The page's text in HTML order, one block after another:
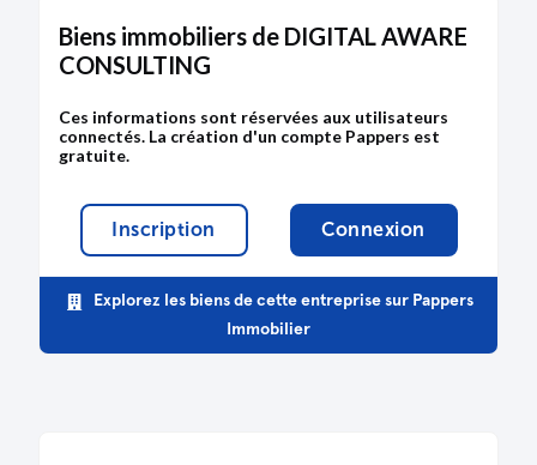
Biens immobiliers de DIGITAL AWARE
CONSULTING
Ces informations sont réservées aux utilisateurs
connectés. La création d'un compte Pappers est
gratuite.
Inscription Connexion
Explorez les biens de cette entreprise sur Pappers
Immobilier